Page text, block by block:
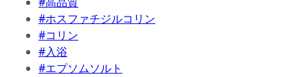
#ホスファチジルコリン
#コリン
#入浴
#エプソムソルト